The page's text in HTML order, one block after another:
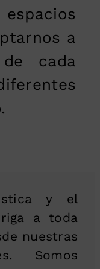
a
cada
y el
a toda
nuestras
Somos